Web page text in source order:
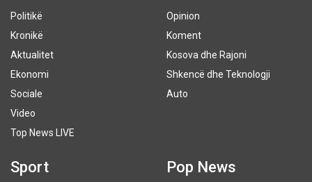
Politikë
Kronikë
Aktualitet
Ekonomi
Sociale
Video
Top News LIVE
Opinion
Koment
Kosova dhe Rajoni
Shkencë dhe Teknologji
Auto
Sport Pop News